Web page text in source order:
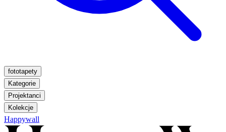
fototapety
Kategorie
Projektanci
Kolekcje
Happywall